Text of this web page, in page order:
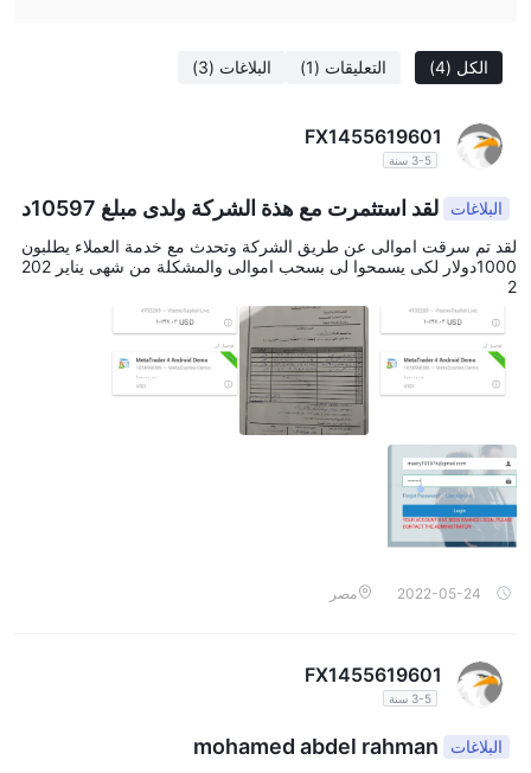
الكل (4) التعليقات (1) البلاغات (3)
FX1455619601
3-5 سنة
البلاغات
لقد استثمرت مع هذة الشركة ولدى مبلغ 10597د
ولار وتم
لقد تم سرقت اموالى عن طريق الشركة وتحدث مع خدمة العملاء يطلبون
1000دولار لكى يسمحوا لى بسحب اموالى والمشكلة من شهى يناير 202
2
2022-05-24 مصر
FX1455619601
3-5 سنة
البلاغات